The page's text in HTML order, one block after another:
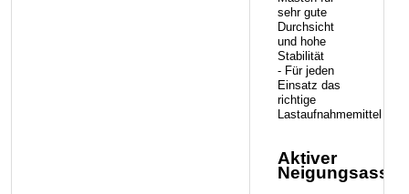
sehr gute
Durchsicht
und hohe
Stabilität
- Für jeden
Einsatz das
richtige
Lastaufnahmemittel
Aktiver